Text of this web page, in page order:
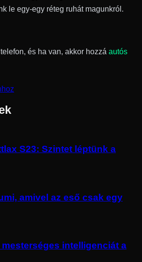
le egy-egy réteg ruhát magunkról.
és ha van, akkor hozzá autós
S23: Szintet léptünk a
amivel az eső csak egy
intelligenciát a